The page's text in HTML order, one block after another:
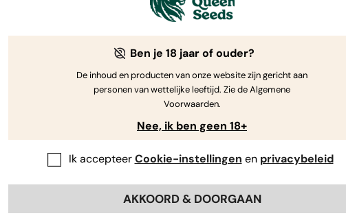
Corkscrew Auto zaden: de nakomeling van
Dankzij de gecombineerde genen van Cherry Pie Auto en Tangie
13 weken na het kiemen kunt oogsten.
Ben je 18 jaar of ouder?
De inhoud en producten van onze website zijn gericht aan
personen van wettelijke leeftijd. Zie de Algemene
Voorwaarden.
Nee, ik ben geen 18+
Ik accepteerCookie-instellingen en privacybeleid
AKKOORD & DOORGAAN